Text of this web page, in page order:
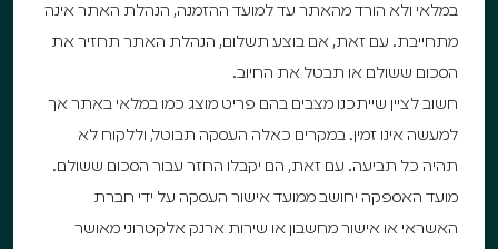
במלאי ולא הורד מהאתר עד למועד ההזמנה, הנהלת האתר אינה
מתחייבת. עם זאת, אם בוצע תשלום, הנהלת האתר תחזיר את
הסכום ששולם או תבטל את החיוב.
חשוב לציין שייתכנו מצבים בהם פריט מוצג כמו במלאי באתר אך
למעשה אינו זמין. במקרים כאלה העסקה תבוטל, וללקוח לא
תהיה כל תביעה. עם זאת, הם יקבלו החזר עבור הסכום ששולם.
מועד האספקה יחושב ממועד אישור העסקה על ידי חברת
האשראי או אישור מחשבון או שירות ארנק אלקטרוני מאושר